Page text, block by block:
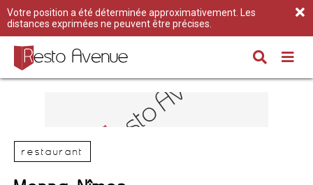
Votre position a été déterminée approximativement. Les
distances exprimées ne peuvent être précises.
restaurant